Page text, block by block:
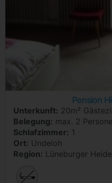
Pension
Unterkunft: 20m²
Belegung: max. 2
Schlafzimmer: 1
Ort: Undeloh
Region: Lüneburger Heide